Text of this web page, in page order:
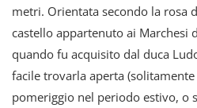
metri. Orientata secondo la rosa
castello appartenuto ai Marchesi
quando fu acquisito dal duca
facile trovarla aperta
pomeriggio nel periodo estivo, o